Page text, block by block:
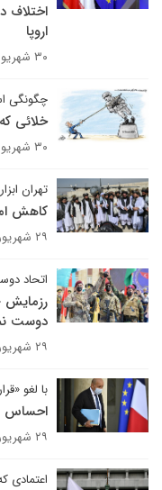
اختلاف
اروپا
۳۰ شهریور ۱۴۰۰
چگونگی
خلائی
۳۰ شهریور ۱۴۰۰
تهران
کاهش
۲۹ شهریور ۱۴۰۰
اتحاد
رزمایش
دوست
۲۹ شهریور ۱۴۰۰
با لغو
احساس
۲۹ شهریور ۱۴۰۰
اعتمادی